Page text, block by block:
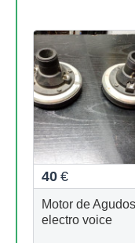
40 €
Motor de Agudos
electro voice